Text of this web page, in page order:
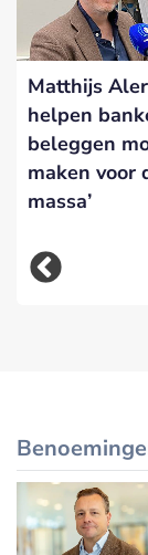
Matthijs
helpen
beleggen
maken voor
massa’